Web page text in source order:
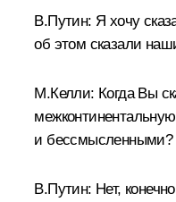
В.Путин: Я хочу
об этом сказали
М.Келли: Когда Вы
и бессмысленными?
В.Путин: Нет,